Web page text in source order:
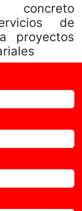
de
proyectos